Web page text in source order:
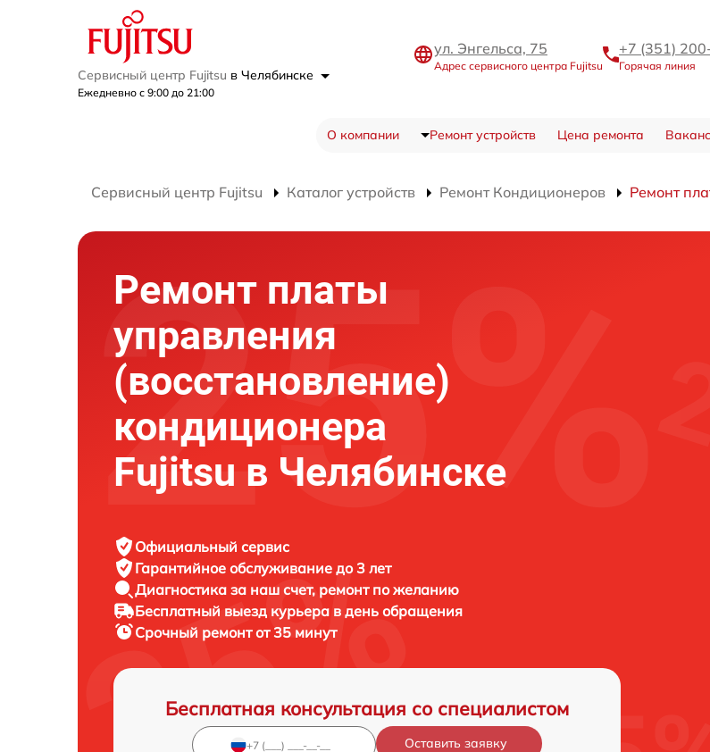
Сервисный центр Fujitsu в Челябинске
Ежедневно с 9:00 до 21:00
ул. Энгельса, 75
Адрес сервисного центра Fujitsu
+7 (351)
Горячая линия
О компании Ремонт устройств Цена ремонта
Сервисный центр Fujitsu Каталог устройств Ремонт Кондиционеров Ремонт
Ремонт платы
управления
(восстановление)
кондиционера
Fujitsu в Челябинске
Официальный сервис
Гарантийное обслуживание до 3 лет
Диагностика за наш счет, ремонт по желанию
Бесплатный выезд курьера в день обращения
Срочный ремонтот 35 минут
Бесплатная консультация со специалистом
Оставить заявку